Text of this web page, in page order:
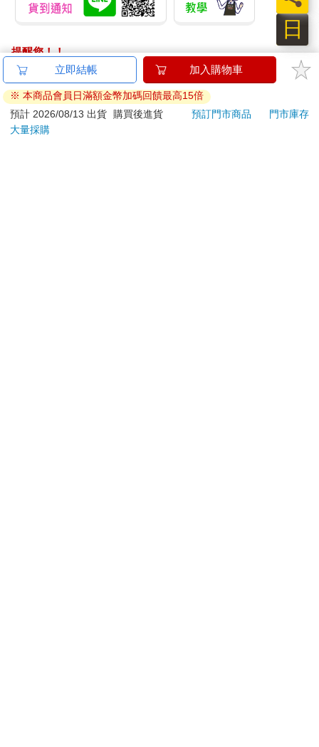
提醒您！！
金石堂及銀行均不會請您操作ATM! 如接獲電話要求您前往
ATM提款機，請不要聽從指示，以免受騙上當！
退換貨須知：
**提醒您，鑑賞期不等於試用期，退回商品須為全新狀態**
立即結帳 加入購物車
※ 本商品會員日滿額金幣加碼回饋最高15倍
預計 2026/08/13 出貨
購買後進貨 預訂門市商品
門市庫存
大量採購
日